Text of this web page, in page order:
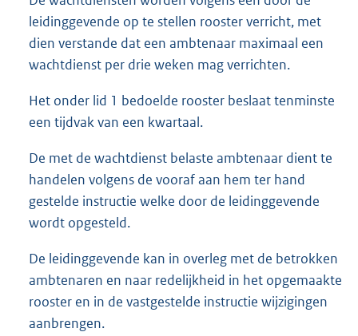
leidinggevende op te stellen rooster verricht, met
dien verstande dat een ambtenaar maximaal een
wachtdienst per drie weken mag verrichten.
Het onder lid 1 bedoelde rooster beslaat tenminste
een tijdvak van een kwartaal.
De met de wachtdienst belaste ambtenaar dient te
handelen volgens de vooraf aan hem ter hand
gestelde instructie welke door de leidinggevende
wordt opgesteld.
De leidinggevende kan in overleg met de betrokken
ambtenaren en naar redelijkheid in het opgemaakte
rooster en in de vastgestelde instructie wijzigingen
aanbrengen.